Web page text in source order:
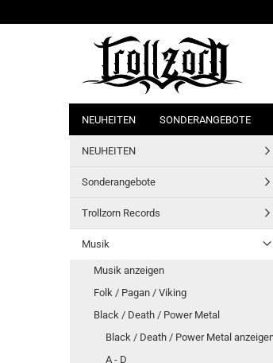
NEUHEITEN SONDERANGEBOTE
NEUHEITEN
Sonderangebote
Trollzorn Records
Musik
Musik anzeigen
Folk / Pagan / Viking
Black / Death / Power Metal
Black / Death / Power Metal
A - D